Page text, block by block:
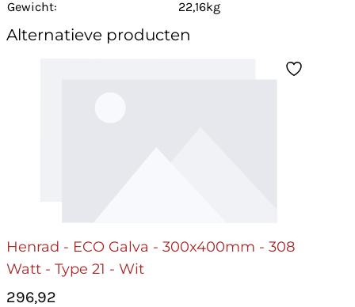
Gewicht: 22,16kg
Alternatieve producten
Henrad - ECO Galva - 300x400mm - 308
Watt - Type 21 - Wit
296,92